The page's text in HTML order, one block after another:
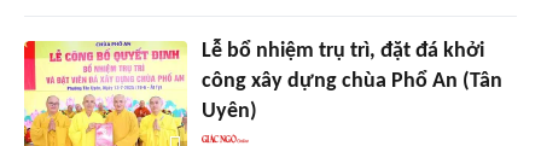
Lễ bổ nhiệm trụ trì, đặt đá khởi
công xây dựng chùa Phổ An (Tân
Uyên)